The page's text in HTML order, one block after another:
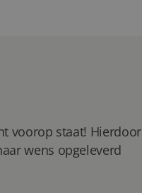
voorop staat! Hierdoor
wens opgeleverd